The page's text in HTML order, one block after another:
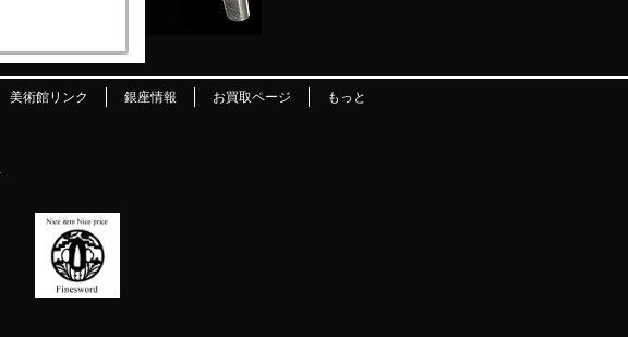
美術館リンク 銀座情報 お買取ページ もっと